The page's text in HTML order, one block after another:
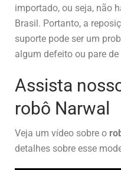
importado, ou seja, não
Brasil. Portanto, a
suporte pode ser um
algum defeito ou pare
Assista
robô Narwal
Veja um vídeo sobre o
detalhes sobre esse